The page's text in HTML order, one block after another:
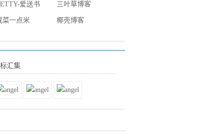
爱送书 三叶草博客
菜一点米 椰壳博客
汇集